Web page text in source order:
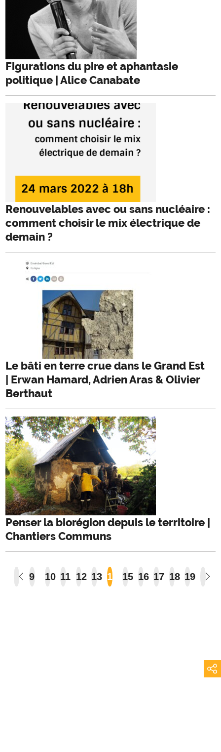
Figurations du pire et aphantasie
politique | Alice Canabate
Renouvelables avec ou sans nucléaire :
comment choisir le mix électrique de
demain ?
Le bâti en terre crue dans le Grand Est
| Erwan Hamard, Adrien Aras & Olivier
Berthaut
Penser la biorégion depuis le territoire |
Chantiers Communs
9 10 11 12 13 14 15 16 17 18 19